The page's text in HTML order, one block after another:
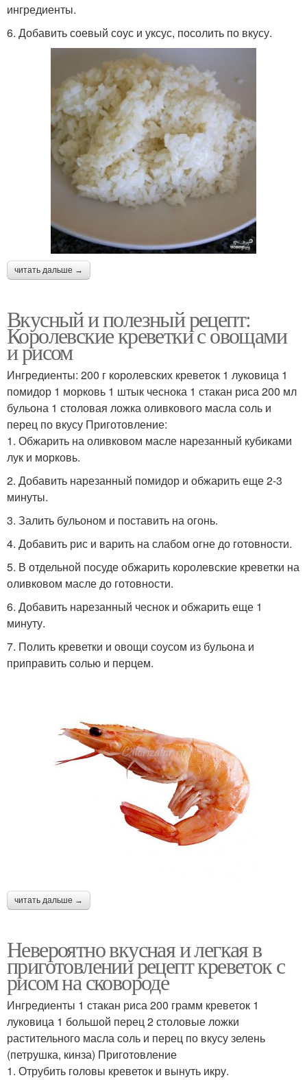
ингредиенты.
6. Добавить соевый соус и уксус, посолить по вкусу.
читать дальше →
Вкусный и полезный рецепт:
Королевские креветки с овощами
и рисом
Ингредиенты: 200 г королевских креветок 1 луковица 1
помидор 1 морковь 1 штык чеснока 1 стакан риса 200 мл
бульона 1 столовая ложка оливкового масла соль и
перец по вкусу Приготовление:
1. Обжарить на оливковом масле нарезанный кубиками
лук и морковь.
2. Добавить нарезанный помидор и обжарить еще 2-3
минуты.
3. Залить бульоном и поставить на огонь.
4. Добавить рис и варить на слабом огне до готовности.
5. В отдельной посуде обжарить королевские креветки на
оливковом масле до готовности.
6. Добавить нарезанный чеснок и обжарить еще 1
минуту.
7. Полить креветки и овощи соусом из бульона и
приправить солью и перцем.
читать дальше →
Невероятно вкусная и легкая в
приготовлении рецепт креветок с
рисом на сковороде
Ингредиенты 1 стакан риса 200 грамм креветок 1
луковица 1 большой перец 2 столовые ложки
растительного масла соль и перец по вкусу зелень
(петрушка, кинза) Приготовление
1. Отрубить головы креветок и вынуть икру.